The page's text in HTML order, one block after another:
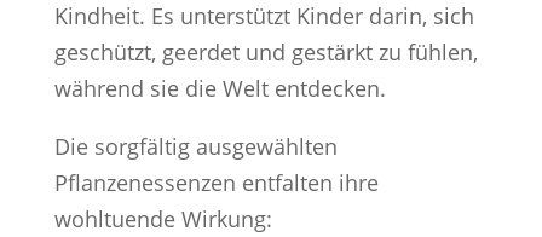
Kindheit. Es unterstützt Kinder darin, sich
geschützt, geerdet und gestärkt zu fühlen,
während sie die Welt entdecken.
Die sorgfältig ausgewählten
Pflanzenessenzen entfalten ihre
wohltuende Wirkung: